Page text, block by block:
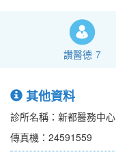
讚醫德 7
其他資料
診所名稱：新都醫務中心
傳真機：24591559